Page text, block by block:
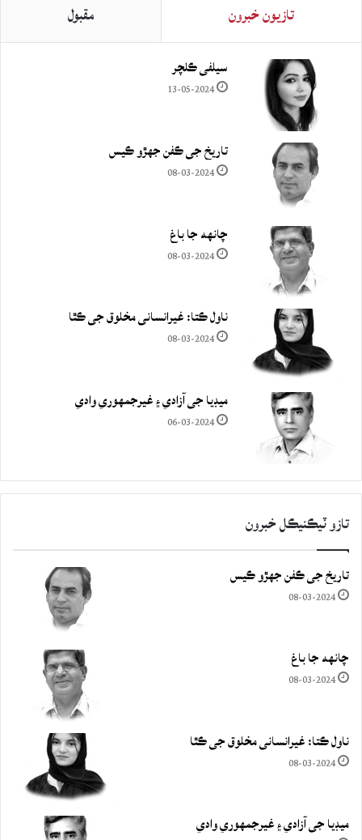
تازيون خبرون مقبول
سيلفي ڪلچر
13-05-2024
تاريخ جي ڪفن جھڙو ڪيس
08-03-2024
چانهه جا باغ
08-03-2024
ناول ڪتا: غيرانساني مخلوق جي ڪٿا
08-03-2024
ميڊيا جي آزادي ۽ غيرجمھوري وادي
06-03-2024
تازو ٽيڪنيڪل خبرون
تاريخ جي ڪفن جھڙو ڪيس
08-03-2024
چانهه جا باغ
08-03-2024
ناول ڪتا: غيرانساني مخلوق جي ڪٿا
08-03-2024
ميڊيا جي آزادي ۽ غيرجمھوري وادي